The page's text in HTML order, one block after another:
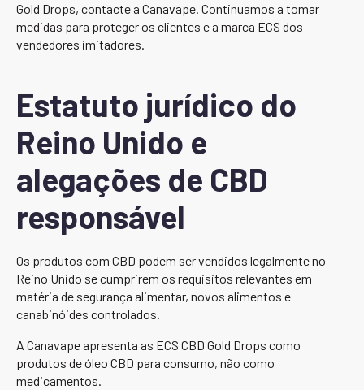
Gold Drops, contacte a Canavape. Continuamos a tomar
medidas para proteger os clientes e a marca ECS dos
vendedores imitadores.
Estatuto jurídico do
Reino Unido e
alegações de CBD
responsável
Os produtos com CBD podem ser vendidos legalmente no
Reino Unido se cumprirem os requisitos relevantes em
matéria de segurança alimentar, novos alimentos e
canabinóides controlados.
A Canavape apresenta as ECS CBD Gold Drops como
produtos de óleo CBD para consumo, não como
medicamentos.